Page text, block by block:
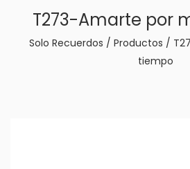
T273-Amarte por
Solo Recuerdos / Productos /
tiempo